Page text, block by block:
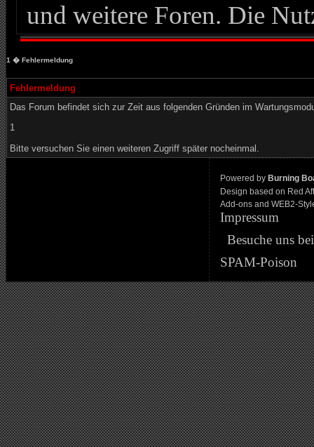
und weitere Foren. Die
1 � Fehlermeldung
Fehlermeldung
Das Forum befindet sich zur Zeit aus folgenden Gründen im
1
Bitte versuchen Sie einen weiteren Zugriff später nocheinmal.
Powered by Burning
Design based on Red
Add-ons and WEB2-
Impressum
Besuche uns
SPAM-Poison